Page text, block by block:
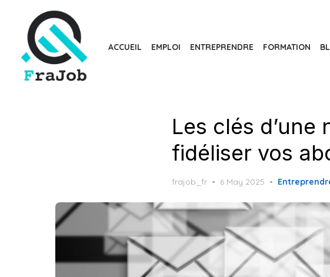
content
ACCUEIL EMPLOI ENTREPRENDRE FORMATION
Les clés
fidéliser vos
frajob_fr
Posted
6 May 2025